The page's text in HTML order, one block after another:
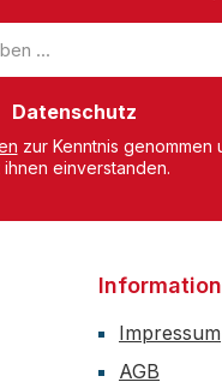
Datenschutz
zur Kenntnis genommen
ihnen einverstanden.
Impressum
AGB